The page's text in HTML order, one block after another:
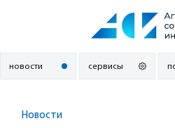
новости сервисы
Новости